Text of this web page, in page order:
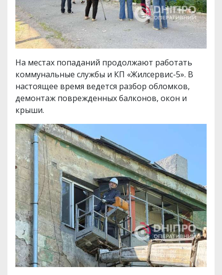
На местах попаданий продолжают работать
коммунальные службы и КП «Жилсервис-5». В
настоящее время ведется разбор обломков,
демонтаж поврежденных балконов, окон и
крыши.